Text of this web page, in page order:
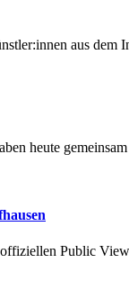
aus
heute
Public